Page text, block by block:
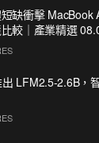
缺衝擊 MacBook
較｜產業精選
LFM2.5-2.6B，